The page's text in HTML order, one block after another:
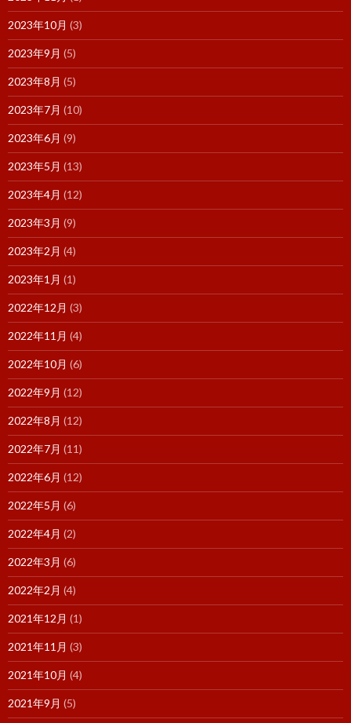
2023年10月 (3)
2023年9月 (5)
2023年8月 (5)
2023年7月 (10)
2023年6月 (9)
2023年5月 (13)
2023年4月 (12)
2023年3月 (9)
2023年2月 (4)
2023年1月 (1)
2022年12月 (3)
2022年11月 (4)
2022年10月 (6)
2022年9月 (12)
2022年8月 (12)
2022年7月 (11)
2022年6月 (12)
2022年5月 (6)
2022年4月 (2)
2022年3月 (6)
2022年2月 (4)
2021年12月 (1)
2021年11月 (3)
2021年10月 (4)
2021年9月 (5)